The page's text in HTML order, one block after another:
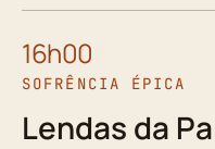
16h00
SOFRÊNCIA ÉPICA
Lendas da